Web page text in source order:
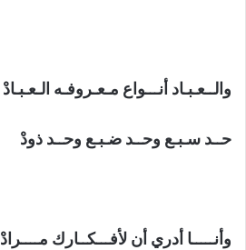
والــعـبـاد أنـــواع مـعـروفـه الـعـبـادْ
حــد سـبـع وحــد ضـبـع وحــد ذودْ
وأنـــــا أدري أن لأفـــكــارك مــــرادْ